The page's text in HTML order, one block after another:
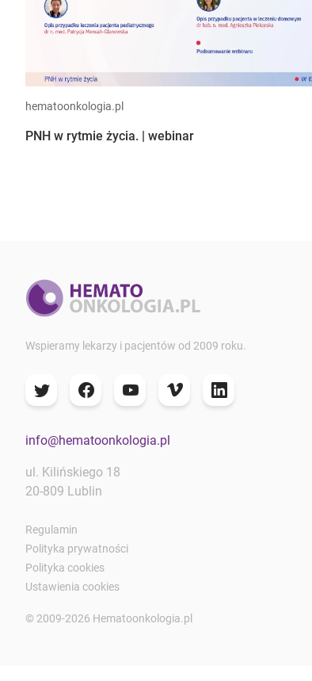
hematoonkologia.pl
PNH w rytmie życia. | webinar
Wspieramy lekarzy i pacjentów od 2009 roku.
info@hematoonkologia.pl
ul. Kilińskiego 18
20-809 Lublin
Regulamin
Polityka prywatności
Polityka cookies
Ustawienia cookies
© 2009-2026 Hematoonkologia.pl